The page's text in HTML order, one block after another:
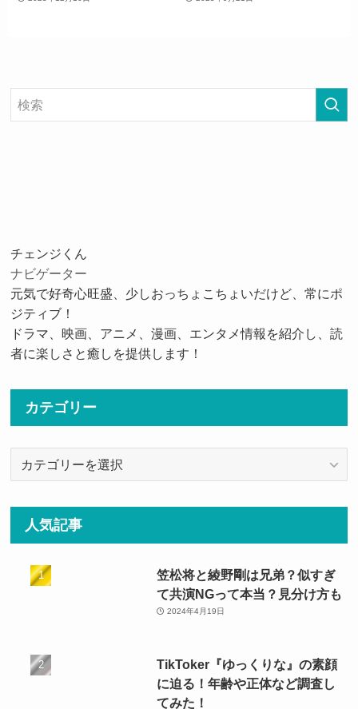
チェンジくん
ナビゲーター
元気で好奇心旺盛、少しおっちょこちょいだけど、常にポ
ジティブ！
ドラマ、映画、アニメ、漫画、エンタメ情報を紹介し、読
者に楽しさと癒しを提供します！
カテゴリー
人気記事
笠松将と綾野剛は兄弟？似すぎ
て共演NGって本当？見分け方も
2024年4月19日
TikToker『ゆっくりな』の素顔
に迫る！年齢や正体など調査し
てみた！